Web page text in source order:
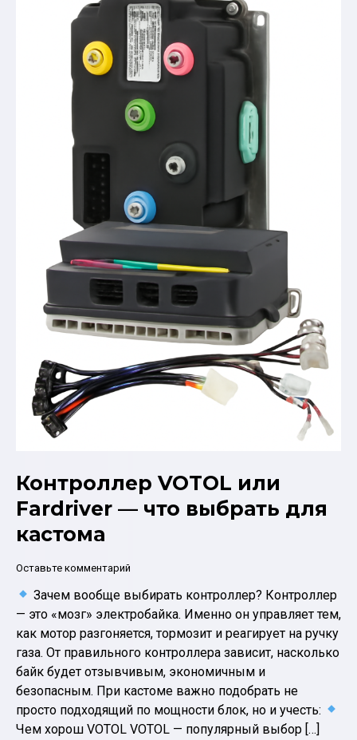
Контроллер VOTOL или
Fardriver — что выбрать для
кастома
Оставьте комментарий
Зачем вообще выбирать контроллер? Контроллер
— это «мозг» электробайка. Именно он управляет тем,
как мотор разгоняется, тормозит и реагирует на ручку
газа. От правильного контроллера зависит, насколько
байк будет отзывчивым, экономичным и
безопасным. При кастоме важно подобрать не
просто подходящий по мощности блок, но и учесть:
Чем хорош VOTOL VOTOL — популярный выбор […]